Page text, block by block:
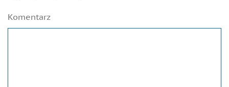
Komentarz